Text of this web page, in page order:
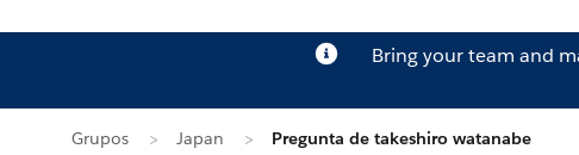
Bring your team and
Grupos Japan Pregunta de takeshiro watanabe